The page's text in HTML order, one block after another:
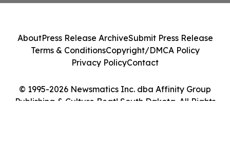
© 1995-2026 Newsmatics Inc. dba Affinity Group
Publishing & Culture Beat! South Dakota. All Rights
AboutPress Release ArchiveSubmit Press Release
Terms & ConditionsCopyright/DMCA Policy
Privacy PolicyContact